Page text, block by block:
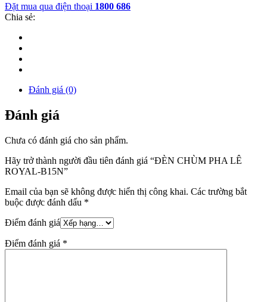
Đặt mua qua điện thoại 1800 686
Chia sẻ:
Đánh giá (0)
Đánh giá
Chưa có đánh giá cho sản phẩm.
Hãy trở thành người đầu tiên đánh giá “ĐÈN CHÙM PHA LÊ
ROYAL-B15N”
Email của bạn sẽ không được hiển thị công khai. Các trường bắt
buộc được đánh dấu *
Điểm đánh giá
Điểm đánh giá *